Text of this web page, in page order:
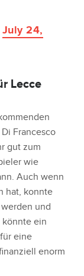
July 24,
Lecce
Francesco
gut zum
wie
Auch wenn
hat, konnte
und
könnte ein
eine
enorm